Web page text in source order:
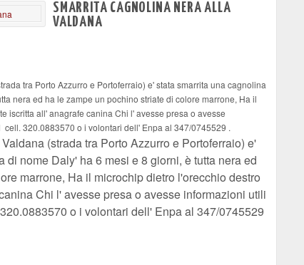
SMARRITA CAGNOLINA NERA ALLA
VALDANA
tra Porto Azzurro e Portoferraio) e' stata smarrita una cagnolina
nera ed ha le zampe un pochino striate di colore marrone, Ha il
iscritta all' anagrafe canina Chi l' avesse presa o avesse
320.0883570 o i volontari dell' Enpa al 347/0745529 .
(strada tra Porto Azzurro e Portoferraio) e'
nome Daly' ha 6 mesi e 8 giorni, è tutta nera ed
marrone, Ha il microchip dietro l'orecchio destro
Chi l' avesse presa o avesse informazioni utili
o i volontari dell' Enpa al 347/0745529